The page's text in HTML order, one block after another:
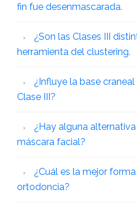
fin fue desenmascarada.
¿Son las Clases III
herramienta del clustering.
¿Influye la base
Clase III?
¿Hay alguna
máscara facial?
¿Cuál es la mejor
ortodoncia?